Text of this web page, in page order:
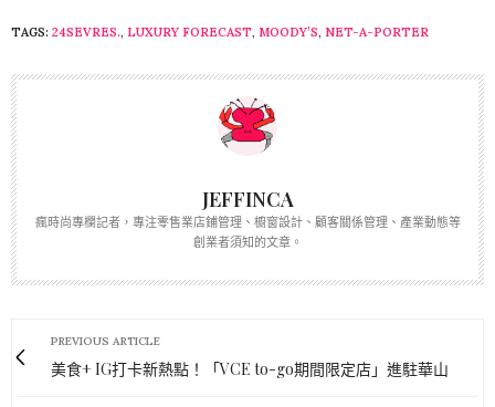
TAGS: 24SEVRES., LUXURY FORECAST, MOODY’S, NET-A-PORTER
JEFFINCA
瘋時尚專欄記者，專注零售業店鋪管理、櫥窗設計、顧客關係管理、產業動態等
創業者須知的文章。
PREVIOUS ARTICLE
美食+ IG打卡新熱點！「VCE to-go期間限定店」進駐華山